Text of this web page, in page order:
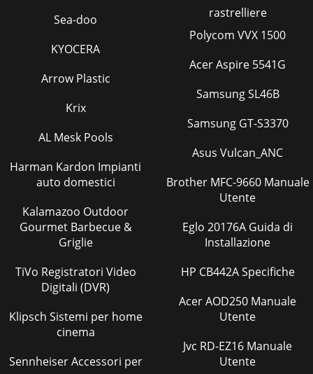
Sea-doo
KYOCERA
Arrow Plastic
Krix
AL Mesk Pools
Harman Kardon Impianti
auto domestici
Kalamazoo Outdoor
Gourmet Barbecue &
Griglie
TiVo Registratori Video
Digitali (DVR)
Klipsch Sistemi per home
cinema
Sennheiser Accessori per
rastrelliere
Polycom VVX 1500
Acer Aspire 5541G
Samsung SL46B
Samsung GT-S3370
Asus Vulcan_ANC
Brother MFC-9660 Manuale
Utente
Eglo 20176A Guida di
Installazione
HP CB442A Specifiche
Acer AOD250 Manuale
Utente
Jvc RD-EZ16 Manuale
Utente